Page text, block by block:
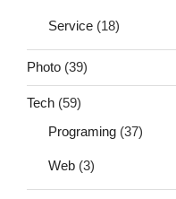
Service (18)
Photo (39)
Tech (59)
Programing (37)
Web (3)